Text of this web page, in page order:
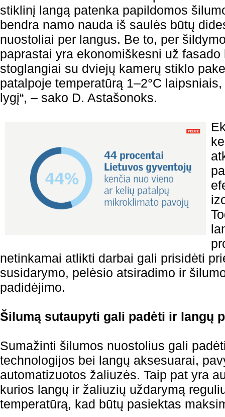
stiklinį langą patenka papildomos
bendra namo nauda iš saulės būtų
nuostoliai per langus. Be to, per
paprastai yra ekonomiškesni už
stoglangiai su dviejų kamerų stiklo
patalpoje temperatūrą 1–2°C
lygį“, – sako D. Astašonoks.
netinkamai atlikti darbai gali prisidėti
susidarymo, pelėsio atsiradimo ir
padidėjimo.
Šilumą sutaupyti gali padėti ir langų
Sumažinti šilumos nuostolius gali
technologijos bei langų aksesuarai,
automatizuotos žaliuzės. Taip pat yra
kurios langų ir žaliuzių uždarymą
temperatūrą, kad būtų pasiektas